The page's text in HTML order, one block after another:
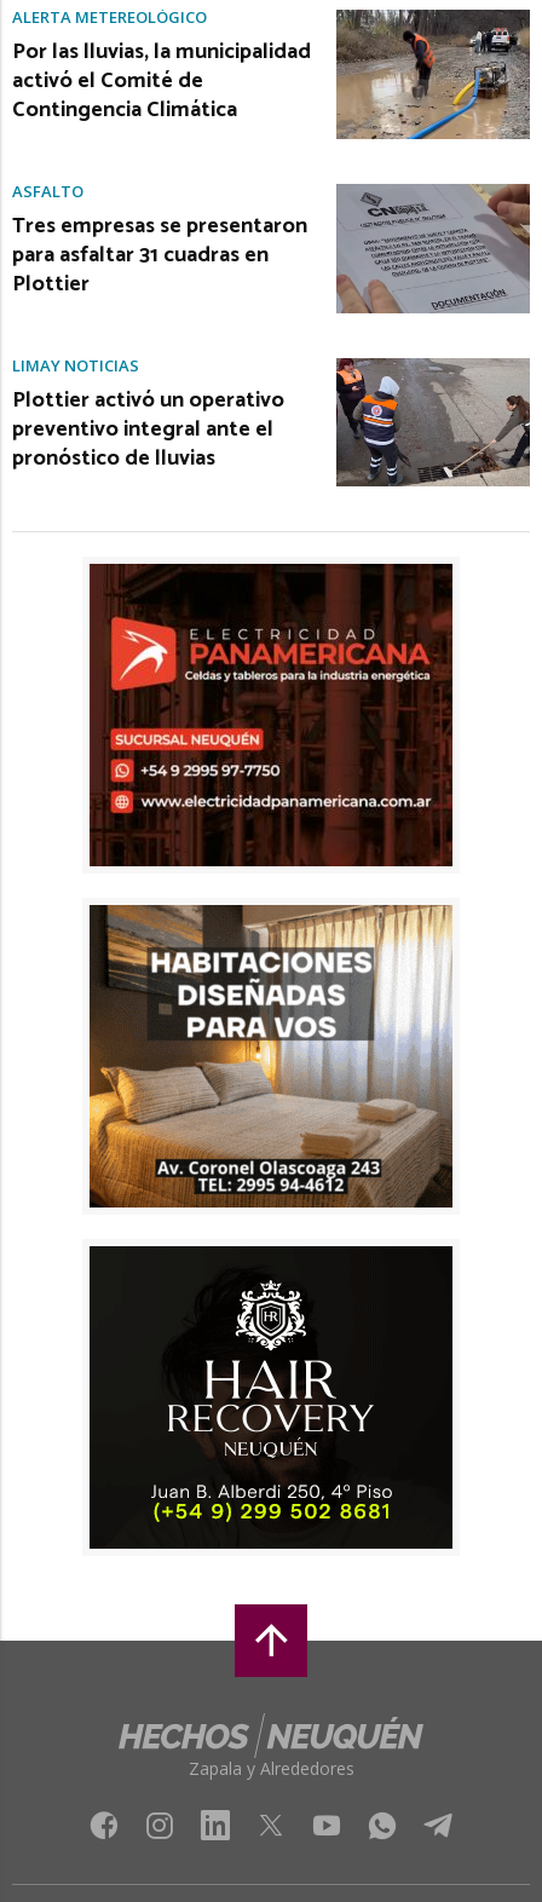
ALERTA METEREOLÓGICO
Por las lluvias, la municipalidad
activó el Comité de
Contingencia Climática
ASFALTO
Tres empresas se presentaron
para asfaltar 31 cuadras en
Plottier
LIMAY NOTICIAS
Plottier activó un operativo
preventivo integral ante el
pronóstico de lluvias
Zapala y Alrededores